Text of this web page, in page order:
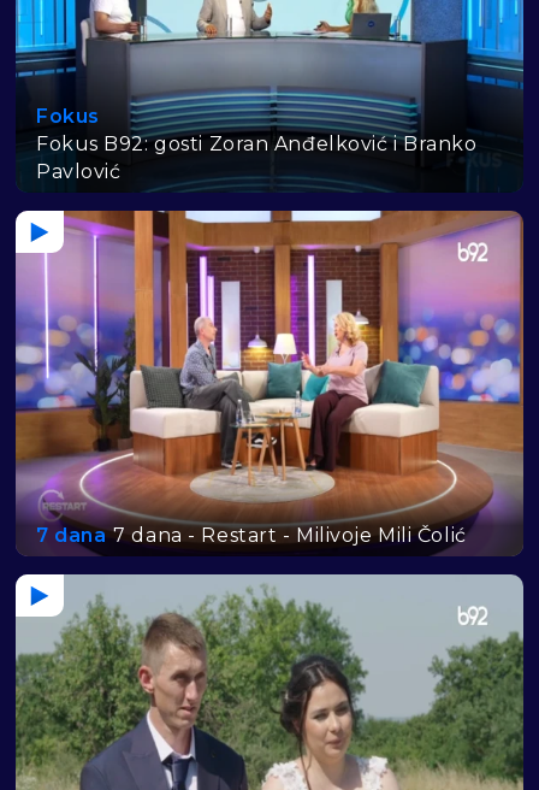
Fokus
Fokus B92: gosti Zoran Anđelković i Branko
Pavlović
7 dana 7 dana - Restart - Milivoje Mili Čolić